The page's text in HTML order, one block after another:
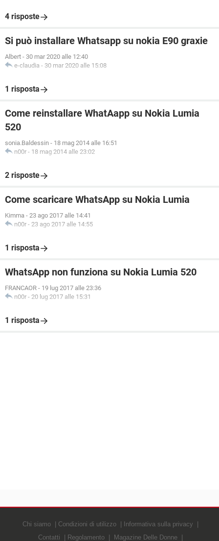
4 risposte
Si può installare Whatsapp su nokia E90 graxie
Albert - 30 mar 2020 alle 12:40
e-claudia - 30 mar 2020 alle 15:08
1 risposta
Come reinstallare WhatAapp su Nokia Lumia
520
sonia.Baldessin - 18 mag 2014 alle 16:51
n00r - 18 mag 2014 alle 23:02
2 risposte
Come scaricare WhatsApp su Nokia Lumia
Kimma - 23 ago 2017 alle 14:41
n00r - 23 ago 2017 alle 14:55
1 risposta
WhatsApp non funziona su Nokia Lumia 520
FRANCAOR - 19 lug 2017 alle 23:36
n00r - 20 lug 2017 alle 15:31
1 risposta
Chi siamo Condizioni di utilizzo
Informativa sulla privacy
Contatti
Regolamento Magazine Delle Donne